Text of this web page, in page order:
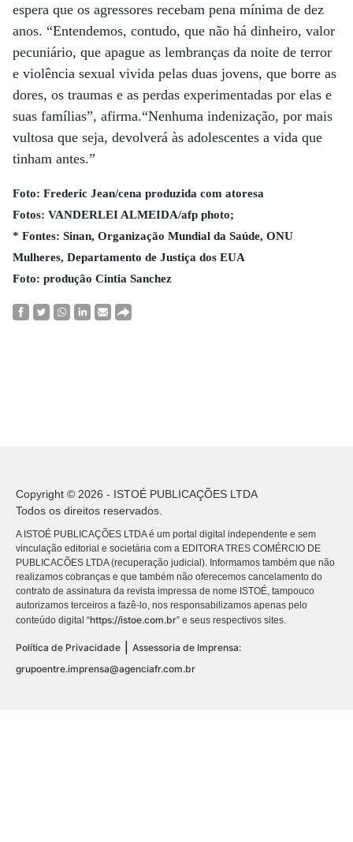
espera que os agressores recebam pena mínima de dez
anos. “Entendemos, contudo, que não há dinheiro, valor
pecuniário, que apague as lembranças da noite de terror
e violência sexual vivida pelas duas jovens, que borre as
dores, os traumas e as perdas experimentadas por elas e
suas famílias”, afirma.“Nenhuma indenização, por mais
vultosa que seja, devolverá às adolescentes a vida que
tinham antes.”
Foto: Frederic Jean/cena produzida com atoresa
Fotos: VANDERLEI ALMEIDA/afp photo;
* Fontes: Sinan, Organização Mundial da Saúde, ONU
Mulheres, Departamento de Justiça dos EUA
Foto: produção Cintia Sanchez
Copyright © 2026 - ISTOÉ PUBLICAÇÕES LTDA
Todos os direitos reservados.
A ISTOÉ PUBLICAÇÕES LTDA é um portal digital independente e sem
vinculação editorial e societária com a EDITORA TRES COMÉRCIO DE
PUBLICACÕES LTDA (recuperação judicial). Informamos também que não
realizamos cobranças e que também não oferecemos cancelamento do
contrato de assinatura da revista impressa de nome ISTOÉ, tampouco
autorizamos terceiros a fazê-lo, nos responsabilizamos apenas pelo
conteúdo digital “https://istoe.com.br” e seus respectivos sites.
Política de Privacidade | Assessoria de Imprensa:
grupoentre.imprensa@agenciafr.com.br